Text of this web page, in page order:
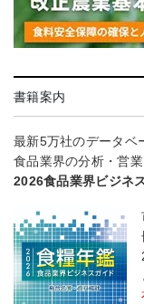
書籍案内
最新5万社のデータベ
食品業界の分析・営
2026食品業界ビジネ